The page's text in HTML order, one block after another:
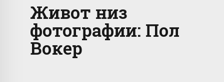
Живот низ
фотографии: Пол
Вокер